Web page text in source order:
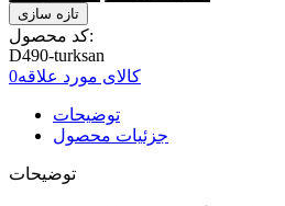
کد محصول:
D490-turksan
کالای مورد علاقه0
توضیحات
جزئیات محصول
توضیحات